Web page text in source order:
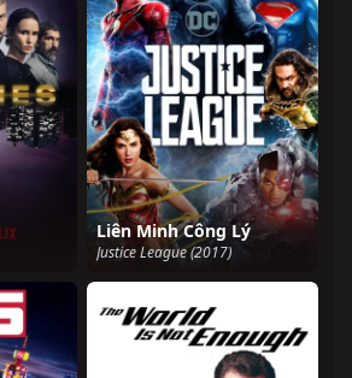
Liên Minh Công Lý
Justice League (2017)